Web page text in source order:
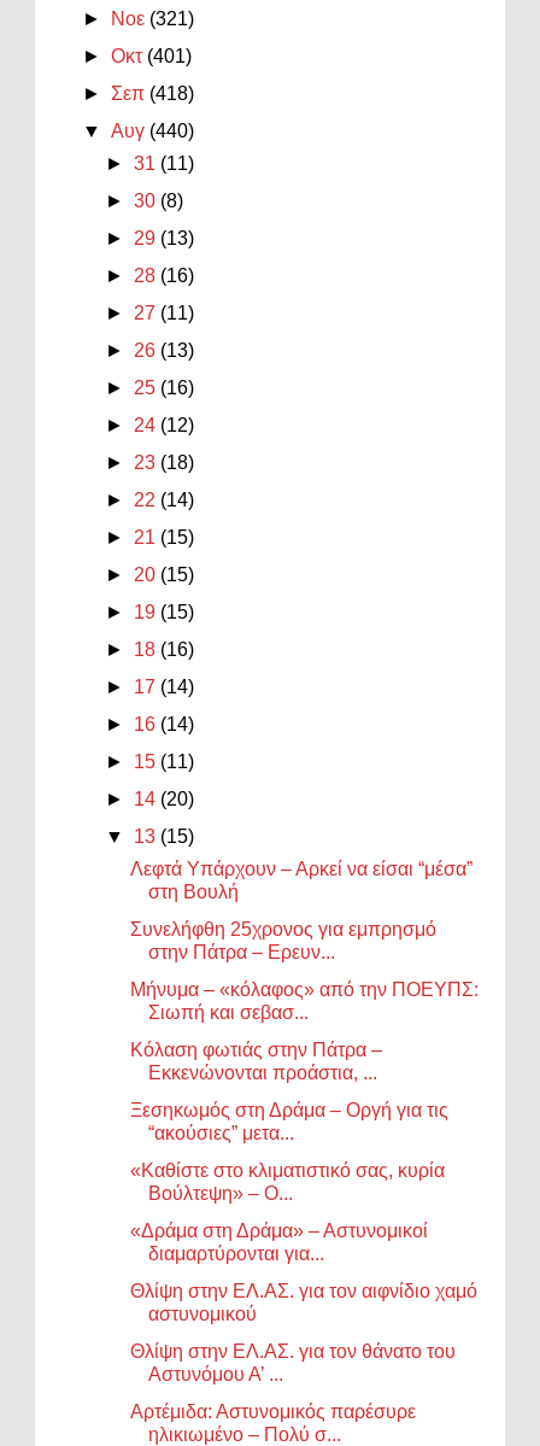
►
Νοε (321)
►Οκτ (401)
► Σεπ (418)
▼Αυγ (440)
►31 (11)
►30 (8)
► 29 (13)
► 28 (16)
► 27 (11)
► 26 (13)
► 25 (16)
► 24 (12)
► 23 (18)
► 22 (14)
► 21 (15)
► 20 (15)
► 19 (15)
► 18 (16)
► 17 (14)
► 16 (14)
► 15 (11)
► 14 (20)
▼ 13 (15)
Λεφτά Υπάρχουν – Αρκεί να είσαι “μέσα”
στη Βουλή
Συνελήφθη 25χρονος για εμπρησμό
στην Πάτρα – Ερευν...
Μήνυμα – «κόλαφος» από την ΠΟΕΥΠΣ:
Σιωπή και σεβασ...
Κόλαση φωτιάς στην Πάτρα –
Εκκενώνονται προάστια, ...
Ξεσηκωμός στη Δράμα – Οργή για τις
“ακούσιες” μετα...
«Καθίστε στο κλιματιστικό σας, κυρία
Βούλτεψη» – Ο...
«Δράμα στη Δράμα» – Αστυνομικοί
διαμαρτύρονται για...
Θλίψη στην ΕΛ.ΑΣ. για τον αιφνίδιο χαμό
αστυνομικού
Θλίψη στην ΕΛ.ΑΣ. για τον θάνατο του
Αστυνόμου Α’ ...
Αρτέμιδα: Αστυνομικός παρέσυρε
ηλικιωμένο – Πολύ σ...